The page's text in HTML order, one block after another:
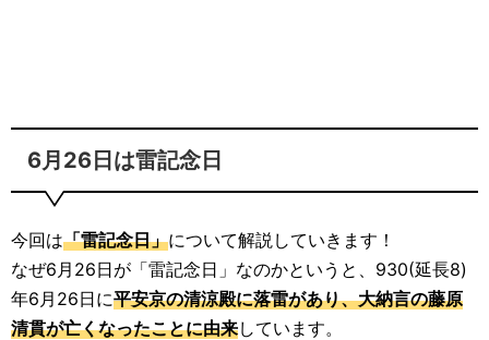
6月26日は雷記念日
今回は「雷記念日」について解説していきます！
なぜ6月26日が「雷記念日」なのかというと、930(延長8)
年6月26日に平安京の清涼殿に落雷があり、大納言の藤原
清貫が亡くなったことに由来しています。